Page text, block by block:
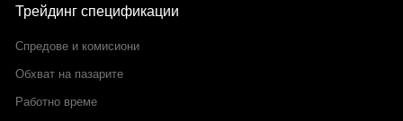
Трейдинг спецификации
Спредове и комисиони
Обхват на пазарите
Работно време